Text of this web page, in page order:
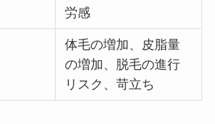
労感
体毛の増加、皮脂量
の増加、脱毛の進行
リスク、苛立ち